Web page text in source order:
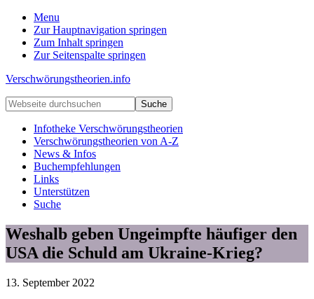
Menu
Zur Hauptnavigation springen
Zum Inhalt springen
Zur Seitenspalte springen
Verschwörungstheorien.info
Beiträge
zu
Merkmalen,
Funktionen
Risiken
konspirationistischen
Denkens
Webseite
durchsuchen
Infotheke Verschwörungstheorien
Verschwörungstheorien von A-Z
News & Infos
Buchempfehlungen
Links
Unterstützen
Suche
Weshalb geben Ungeimpfte häufiger den
USA die Schuld am Ukraine-Krieg?
13. September 2022